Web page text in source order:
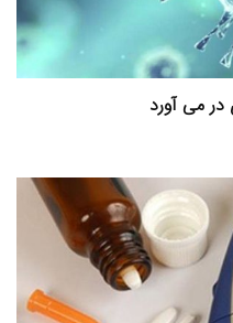
در می آورد